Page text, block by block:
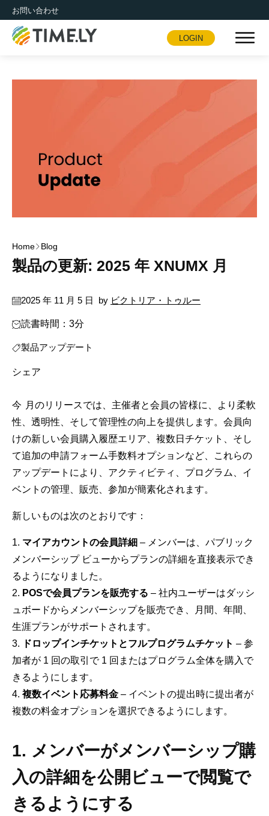
お問い合わせ
Timely
LOGIN
Home Blog
製品の更新: 2025 年 XNUMX 月
2025 年 11 月 5 日 by ビクトリア・トゥルー
読書時間：3分
製品アップデート
シェア
今月のリリースでは、主催者と会員の皆様に、より柔軟
性、透明性、そして管理性の向上を提供します。会員向
けの新しい会員購入履歴エリア、複数日チケット、そし
て追加の申請フォーム手数料オプションなど、これらの
アップデートにより、アクティビティ、プログラム、イ
ベントの管理、販売、参加が簡素化されます。
新しいものは次のとおりです：
マイアカウントの会員詳細 – メンバーは、パブリック
メンバーシップ ビューからプランの詳細を直接表示でき
るようになりました。
POSで会員プランを販売する – 社内ユーザーはダッシ
ュボードからメンバーシップを販売でき、月間、年間、
生涯プランがサポートされます。
ドロップインチケットとフルプログラムチケット – 参
加者が 1 回の取引で 1 回またはプログラム全体を購入で
きるようにします。
複数イベント応募料金 – イベントの提出時に提出者が
複数の料金オプションを選択できるようにします。
1. メンバーがメンバーシップ購
入の詳細を公開ビューで閲覧で
きるようにする